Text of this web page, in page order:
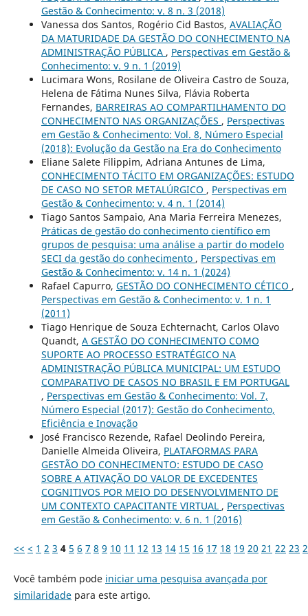
Gestão & Conhecimento: v. 8 n. 3 (2018)
Vanessa dos Santos, Rogério Cid Bastos, AVALIAÇÃO
DA MATURIDADE DA GESTÃO DO CONHECIMENTO NA
ADMINISTRAÇÃO PÚBLICA , Perspectivas em Gestão &
Conhecimento: v. 9 n. 1 (2019)
Lucimara Wons, Rosilane de Oliveira Castro de Souza,
Helena de Fátima Nunes Silva, Flávia Roberta
Fernandes, BARREIRAS AO COMPARTILHAMENTO DO
CONHECIMENTO NAS ORGANIZAÇÕES , Perspectivas
em Gestão & Conhecimento: Vol. 8, Número Especial
(2018): Evolução da Gestão na Era do Conhecimento
Eliane Salete Filippim, Adriana Antunes de Lima,
CONHECIMENTO TÁCITO EM ORGANIZAÇÕES: ESTUDO
DE CASO NO SETOR METALÚRGICO , Perspectivas em
Gestão & Conhecimento: v. 4 n. 1 (2014)
Tiago Santos Sampaio, Ana Maria Ferreira Menezes,
Práticas de gestão do conhecimento científico em
grupos de pesquisa: uma análise a partir do modelo
SECI da gestão do conhecimento , Perspectivas em
Gestão & Conhecimento: v. 14 n. 1 (2024)
Rafael Capurro, GESTÃO DO CONHECIMENTO CÉTICO ,
Perspectivas em Gestão & Conhecimento: v. 1 n. 1
(2011)
Tiago Henrique de Souza Echternacht, Carlos Olavo
Quandt, A GESTÃO DO CONHECIMENTO COMO
SUPORTE AO PROCESSO ESTRATÉGICO NA
ADMINISTRAÇÃO PÚBLICA MUNICIPAL: UM ESTUDO
COMPARATIVO DE CASOS NO BRASIL E EM PORTUGAL
, Perspectivas em Gestão & Conhecimento: Vol. 7,
Número Especial (2017): Gestão do Conhecimento,
Eficiência e Inovação
José Francisco Rezende, Rafael Deolindo Pereira,
Danielle Almeida Oliveira, PLATAFORMAS PARA
GESTÃO DO CONHECIMENTO: ESTUDO DE CASO
SOBRE A ATIVAÇÃO DO VALOR DE EXCEDENTES
COGNITIVOS POR MEIO DO DESENVOLVIMENTO DE
UM CONTEXTO CAPACITANTE VIRTUAL , Perspectivas
em Gestão & Conhecimento: v. 6 n. 1 (2016)
<< < 1 2 3 4 5 6 7 8 9 10 11 12 13 14 15 16 17 18 19 20 21 22 23
Você também pode iniciar uma pesquisa avançada por
similaridadepara este artigo.